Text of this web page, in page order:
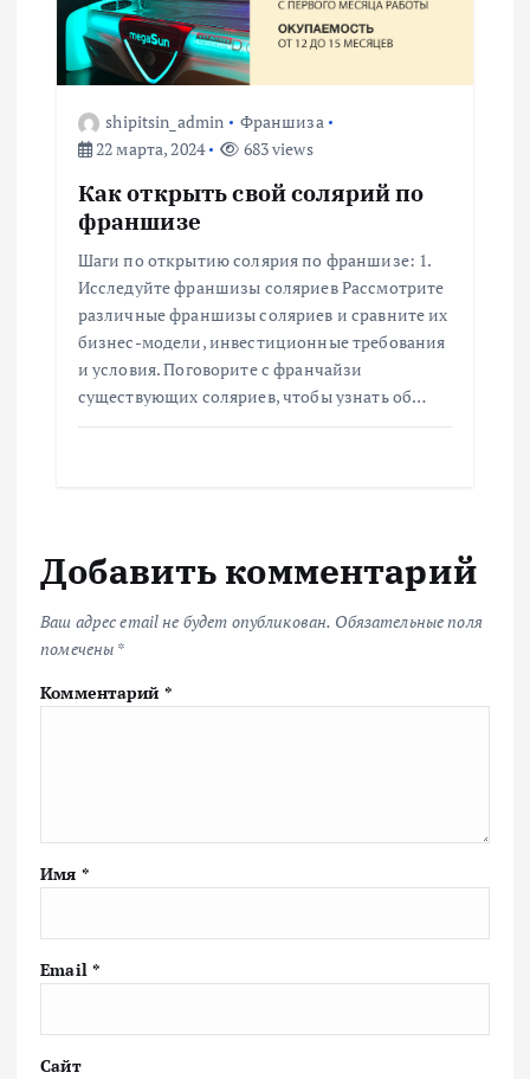
shipitsin_admin
Франшиза
22 марта, 2024
683 views
Как открыть свой солярий по
франшизе
Шаги по открытию солярия по франшизе: 1.
Исследуйте франшизы соляриев Рассмотрите
различные франшизы соляриев и сравните их
бизнес-модели, инвестиционные требования
и условия. Поговорите с франчайзи
существующих соляриев, чтобы узнать об…
Добавить комментарий
Ваш адрес email не будет опубликован. Обязательные поля
помечены *
Комментарий *
Имя *
Email *
Сайт